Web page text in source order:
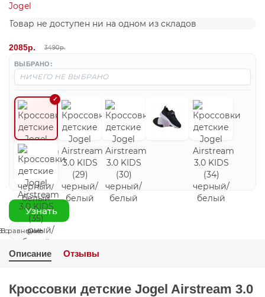
Jogel
Товар не доступен ни на одном из складов
2085р. 3490р.
ВЫБРАНО:
Узнать
В закладки
сравнение
Описание Отзывы
Кроссовки детские Jogel Airstream 3.0